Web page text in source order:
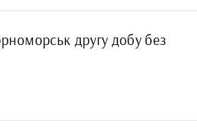
другу добу без